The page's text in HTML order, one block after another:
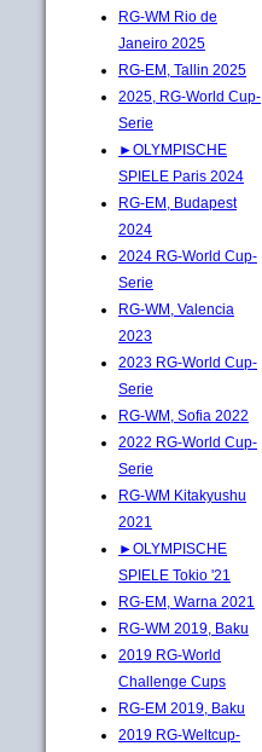
RG-WM Rio de
Janeiro 2025
RG-EM, Tallin 2025
2025, RG-World Cup-
Serie
►OLYMPISCHE
SPIELE Paris 2024
RG-EM, Budapest
2024
2024 RG-World Cup-
Serie
RG-WM, Valencia
2023
2023 RG-World Cup-
Serie
RG-WM, Sofia 2022
2022 RG-World Cup-
Serie
RG-WM Kitakyushu
2021
►OLYMPISCHE
SPIELE Tokio '21
RG-EM, Warna 2021
RG-WM 2019, Baku
2019 RG-World
Challenge Cups
RG-EM 2019, Baku
2019 RG-Weltcup-